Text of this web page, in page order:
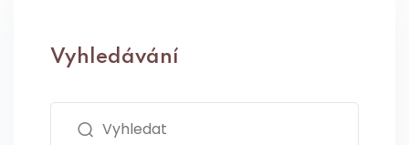
Vyhledávání